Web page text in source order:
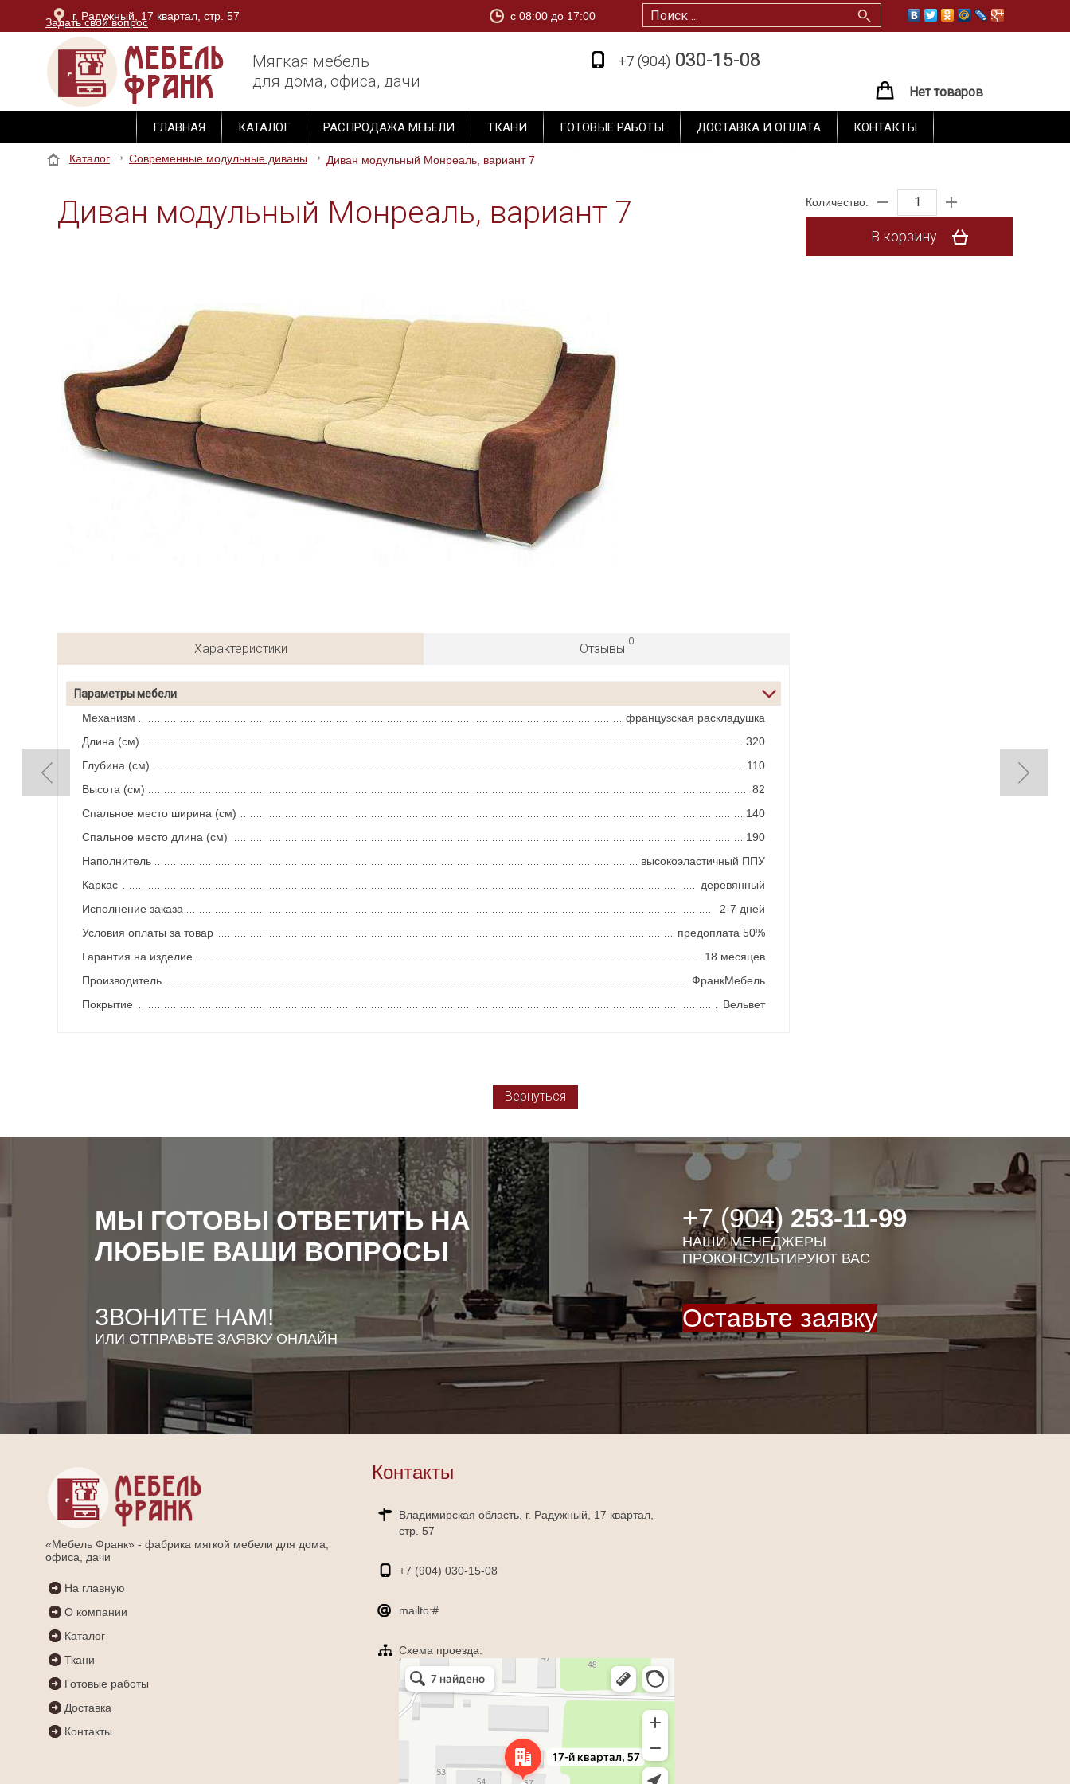
Задать свой вопрос
г. Радужный, 17 квартал, стр. 57
г. Владимир, ОТК Тандем, блок Юг, 3 этаж, секция М-1
c 08:00 до 17:00
Мягкая мебель
для дома, офиса, дачи
+7 (904) 030-15-08
Нет товаров
+7 (904) 030-15-08
ГЛАВНАЯ КАТАЛОГ РАСПРОДАЖА МЕБЕЛИ ТКАНИ ГОТОВЫЕ РАБОТЫ ДОСТАВКА И ОПЛАТА КОНТАКТЫ
Каталог Современные модульные диваны Диван модульный Монреаль, вариант 7
Диван модульный Монреаль, вариант 7 Количество:
В корзину
Характеристики Отзывы
0
Параметры мебели
Механизм
французская раскладушка
Длина (см)
320
Глубина (см)
110
Высота (см)
82
Спальное место ширина (см)
140
Спальное место длина (см)
190
Наполнитель
высокоэластичный ППУ
Каркас
деревянный
Исполнение заказа
2-7 дней
Условия оплаты за товар
предоплата 50%
Гарантия на изделие
18 месяцев
Производитель
ФранкМебель
Покрытие
Вельвет
Вернуться
МЫ ГОТОВЫ ОТВЕТИТЬ НА
ЛЮБЫЕ ВАШИ ВОПРОСЫ
ЗВОНИТЕ НАМ!
ИЛИ ОТПРАВЬТЕ ЗАЯВКУ ОНЛАЙН
+7 (904) 253-11-99
НАШИ МЕНЕДЖЕРЫ
ПРОКОНСУЛЬТИРУЮТ ВАС
Оставьте заявку
«Мебель Франк» - фабрика мягкой мебели для дома,
офиса, дачи
На главную
О компании
Каталог
Ткани
Готовые работы
Доставка
Контакты
Контакты
Владимирская область, г. Радужный, 17 квартал,
стр. 57
+7 (904) 030-15-08
mailto:#
Схема проезда:
Яндекс Карты
Радужный — Яндекс Карты